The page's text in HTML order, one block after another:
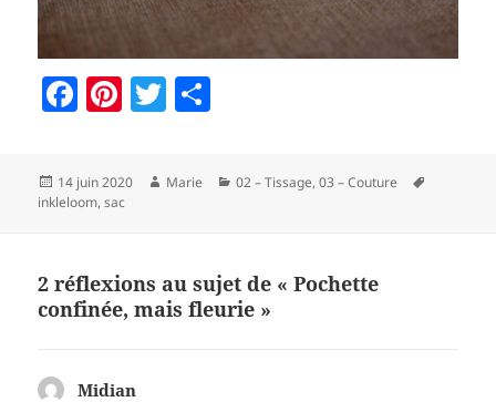
F
c
e
o
o
Pi
er
es
T
itt
er
rt
a
er
Publié
le
14 juin 2020 Auteur
Marie Catégories
02 – Tissage,03 – Couture
inkleloom,sac
2 réflexions au sujet de « Pochette
confinée, mais fleurie »
Midian